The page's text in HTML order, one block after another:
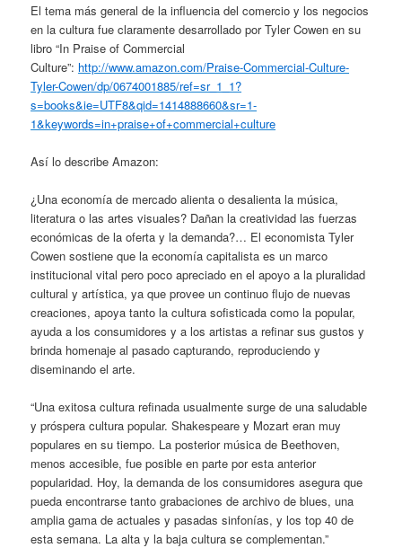
El tema más general de la influencia del comercio y los negocios
en la cultura fue claramente desarrollado por Tyler Cowen en su
libro “In Praise of Commercial
Culture”: http://www.amazon.com/Praise-Commercial-Culture-
Tyler-Cowen/dp/0674001885/ref=sr_1_1?
s=books&ie=UTF8&qid=1414888660&sr=1-
1&keywords=in+praise+of+commercial+culture
Así lo describe Amazon:
¿Una economía de mercado alienta o desalienta la música,
literatura o las artes visuales? Dañan la creatividad las fuerzas
económicas de la oferta y la demanda?… El economista Tyler
Cowen sostiene que la economía capitalista es un marco
institucional vital pero poco apreciado en el apoyo a la pluralidad
cultural y artística, ya que provee un continuo flujo de nuevas
creaciones, apoya tanto la cultura sofisticada como la popular,
ayuda a los consumidores y a los artistas a refinar sus gustos y
brinda homenaje al pasado capturando, reproduciendo y
diseminando el arte.
“Una exitosa cultura refinada usualmente surge de una saludable
y próspera cultura popular. Shakespeare y Mozart eran muy
populares en su tiempo. La posterior música de Beethoven,
menos accesible, fue posible en parte por esta anterior
popularidad. Hoy, la demanda de los consumidores asegura que
pueda encontrarse tanto grabaciones de archivo de blues, una
amplia gama de actuales y pasadas sinfonías, y los top 40 de
esta semana. La alta y la baja cultura se complementan.”